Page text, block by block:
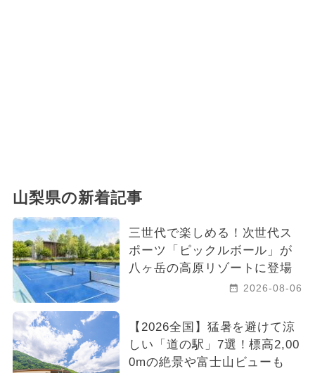
山梨県の新着記事
三世代で楽しめる！次世代ス
ポーツ「ピックルボール」が
八ヶ岳の高原リゾートに登場
2026-08-06
【2026全国】猛暑を避けて涼
しい「道の駅」7選！標高2,00
0mの絶景や富士山ビューも